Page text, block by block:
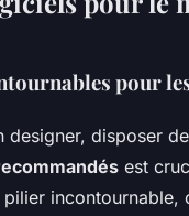
pour
designer, disposer
est
incontournable,